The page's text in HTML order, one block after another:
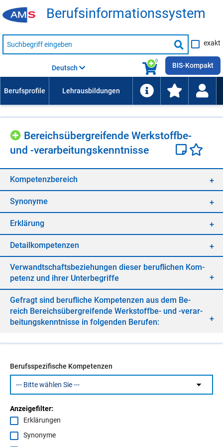
Be­rufs­in­for­ma­ti­ons­sys­tem
Suche
nach
Suche
starten
exakt
0
Deutsch BIS-Kompakt
Be­reichs­über­grei­fen­de Werk­stoff­be-
und -ver­ar­bei­tungs­kennt­nis­se
Kom­pe­tenz­be­reich
Syn­ony­me
Er­klä­rung
De­tail­kom­pe­ten­zen
Ver­wandt­schafts­be­zie­hun­gen die­ser be­ruf­li­chen Kom­
pe­tenz und ih­rer Un­ter­be­grif­fe
Ge­fragt sind be­ruf­li­che Kom­pe­ten­zen aus dem Be­
reich Be­reichs­über­grei­fen­de Werk­stoff­be- und -ver­ar­
bei­tungs­kennt­nis­se in fol­gen­den Be­ru­fen:
Berufsspezifische Kompetenzen
Anzeigefilter:
Erklärungen
Synonyme